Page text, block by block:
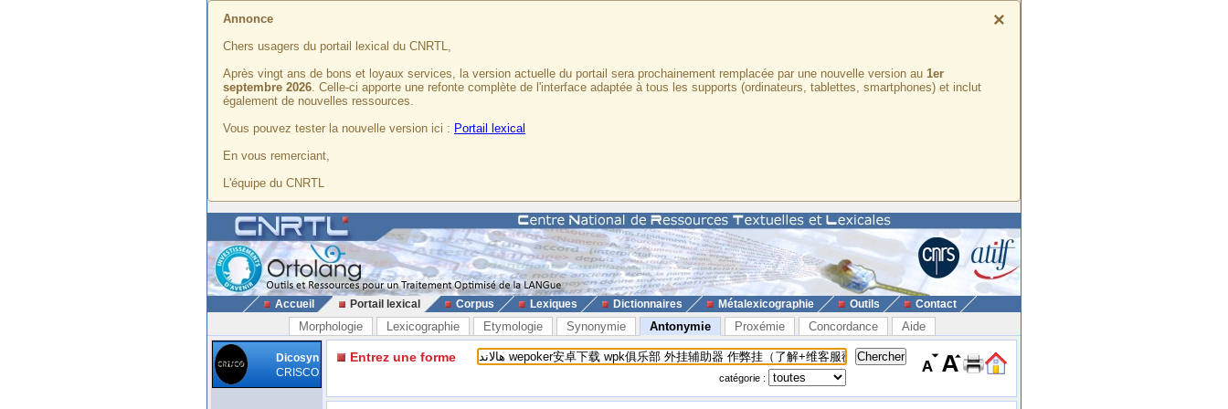
×
Annonce
Chers usagers du portail lexical du CNRTL,
Après vingt ans de bons et loyaux services, la version actuelle du portail sera prochainement remplacée par une nouvelle version au 1er
septembre 2026. Celle-ci apporte une refonte complète de l'interface adaptée à tous les supports (ordinateurs, tablettes, smartphones) et inclut
également de nouvelles ressources.
Vous pouvez tester la nouvelle version ici : Portail lexical
En vous remerciant,
L'équipe du CNRTL
Accueil Portail lexical Corpus Lexiques Dictionnaires Métalexicographie Outils Contact
Morphologie Lexicographie Etymologie Synonymie Antonymie Proxémie Concordance Aide
Dicosyn
CRISCO
Entrez une forme
catégorie :